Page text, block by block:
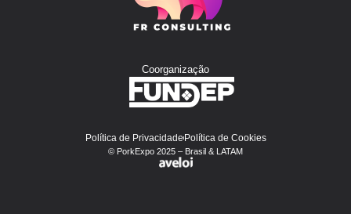
Coorganização
Política de PrivacidadePolítica de Cookies
© PorkExpo 2025 – Brasil & LATAM